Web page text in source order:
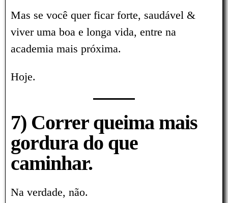
Mas se você quer ficar forte, saudável &
viver uma boa e longa vida, entre na
academia mais próxima.
Hoje.
7) Correr queima mais
gordura do que
caminhar.
Na verdade, não.